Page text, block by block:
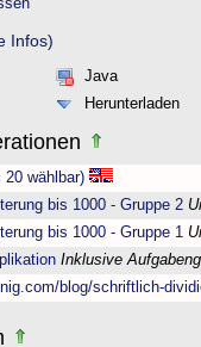
Infos)
Java
Herunterladen
20 wählbar)
bis 1000 - Gruppe 2
bis 1000 - Gruppe 1
Inklusive
blog/schriftlich-